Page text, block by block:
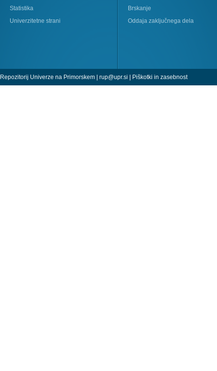
Statistika
Univerzitetne strani
Brskanje
Oddaja zaključnega dela
Repozitorij Univerze na Primorskem | rup@upr.si | Piškotki in zasebnost